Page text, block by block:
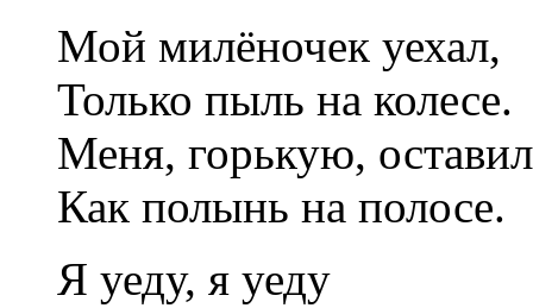
Мой милёночек уехал,
Только пыль на колесе.
Меня, горькую,
Как полынь на полосе.
Я уеду, я уеду